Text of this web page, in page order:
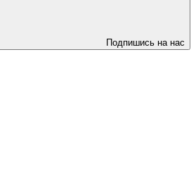
Подпишись на нас